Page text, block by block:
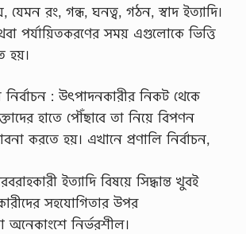
যেমন রং, গন্ধ, ঘনত্ব, গঠন, স্বাদ ইত্যাদি।
পর্যায়িতকরণের সময় এগুলোকে ভিত্তি
হয়।
: উৎপাদনকারীর নিকট থেকে
হাতে পৌঁছাবে তা নিয়ে বিপণন
করতে হয়। এখানে প্রণালি নির্বাচন,
ইত্যাদি বিষয়ে সিদ্ধান্ত খুবই
সহযোগিতার উপর
নির্ভরশীল।